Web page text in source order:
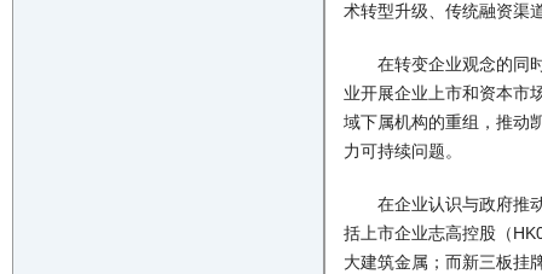
术转型升级、传统融资渠
在转变企业观念的同时
业开展企业上市和资本市
域下属机构的重组，推动
力可持续问题。
在企业认识与政府推动
括上市企业志高控股（
大建筑金属；而新三板挂